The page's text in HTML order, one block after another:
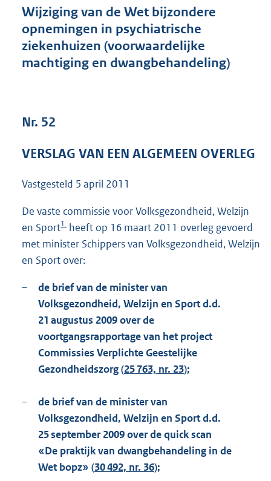
d
s
g
r
o
4
Wijziging van de Wet bijzondere
opnemingen in psychiatrische
ziekenhuizen (voorwaardelijke
machtiging en dwangbehandeling)
Nr. 52
VERSLAG VAN EEN ALGEMEEN OVERLEG
Vastgesteld 5 april 2011
De vaste commissie voor Volksgezondheid, Welzijn
en Sport1. heeft op 16 maart 2011 overleg gevoerd
met minister Schippers van Volksgezondheid, Welzijn
en Sport over:
–
de brief van de minister van
Volksgezondheid, Welzijn en Sport d.d.
21 augustus 2009 over de
voortgangsrapportage van het project
Commissies Verplichte Geestelijke
Gezondheidszorg (25 763, nr. 23);
–
de brief van de minister van
Volksgezondheid, Welzijn en Sport d.d.
25 september 2009 over de quick scan
«De praktijk van dwangbehandeling in de
Wet bopz» (30 492, nr. 36);